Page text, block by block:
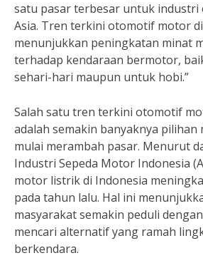
satu pasar terbesar untuk
Asia. Tren terkini otomotif motor
menunjukkan peningkatan minat
terhadap kendaraan bermotor,
sehari-hari maupun untuk hobi.”
Salah satu tren terkini otomotif
adalah semakin banyaknya
mulai merambah pasar. Menurut
Industri Sepeda Motor Indonesia
motor listrik di Indonesia
pada tahun lalu. Hal ini
masyarakat semakin peduli
mencari alternatif yang ramah
berkendara.